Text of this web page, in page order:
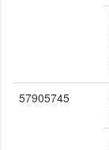
57905745